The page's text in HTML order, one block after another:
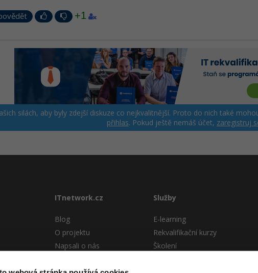
+1
silách, aby byly zdejší diskuze co nejkvalitnější. Proto do nich také
přihlas. Pokud ještě nemáš účet, zaregistruj
ITnetwork.cz
Blog
O projektu
Napsali o nás
Služby
E-learning
Rekvalifikační kurzy
Školení